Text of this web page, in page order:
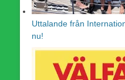
Uttalande från
nu!